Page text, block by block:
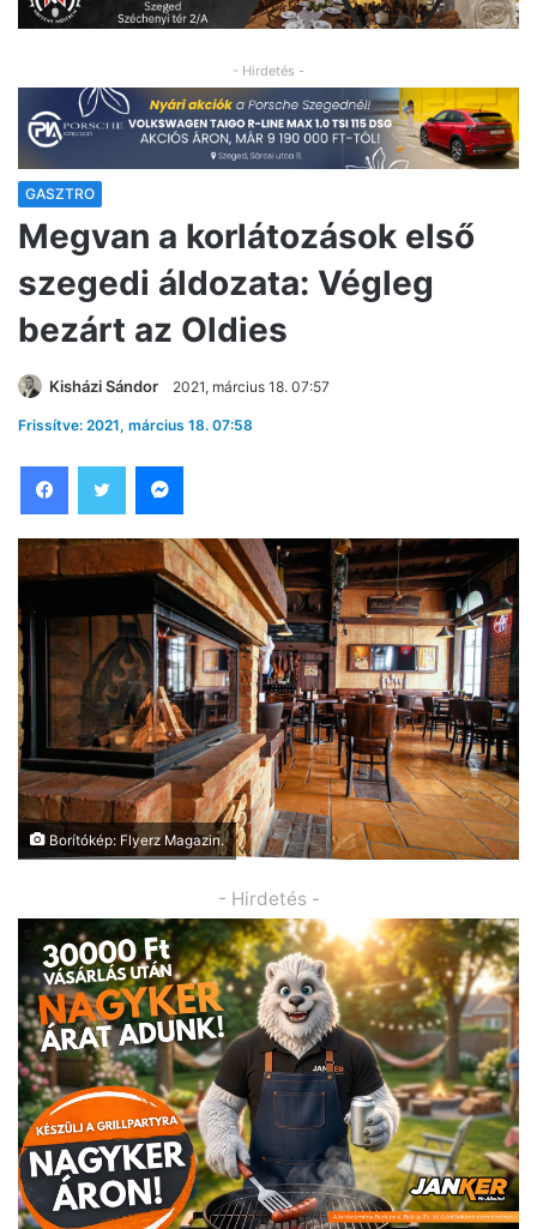
- Hirdetés -
GASZTRO
Megvan a korlátozások első
szegedi áldozata: Végleg
bezárt az Oldies
Kisházi Sándor 2021, március 18. 07:57
Frissítve: 2021, március 18. 07:58
Borítókép: Flyerz Magazin.
- Hirdetés -